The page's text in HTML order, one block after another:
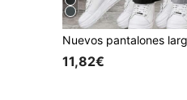
11,82€